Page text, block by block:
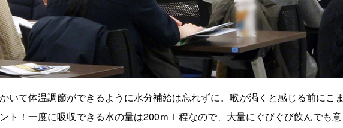
いて体温調節ができるように水分補給は忘れずに。喉が渇くと感じる前にこま
ト！一度に吸収できる水の量は200ｍｌ程なので、大量にぐびぐび飲んでも意